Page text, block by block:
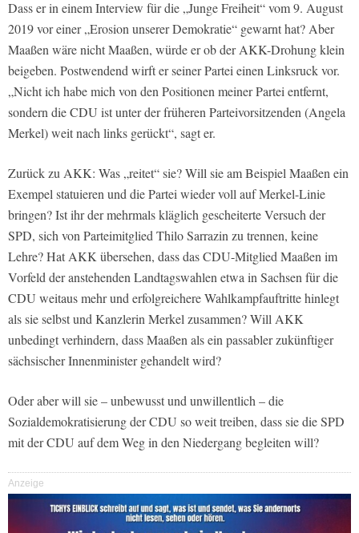
Dass er in einem Interview für die „Junge Freiheit“ vom 9. August
2019 vor einer „Erosion unserer Demokratie“ gewarnt hat? Aber
Maaßen wäre nicht Maaßen, würde er ob der AKK-Drohung klein
beigeben. Postwendend wirft er seiner Partei einen Linksruck vor.
„Nicht ich habe mich von den Positionen meiner Partei entfernt,
sondern die CDU ist unter der früheren Parteivorsitzenden (Angela
Merkel) weit nach links gerückt“, sagt er.
Zurück zu AKK: Was „reitet“ sie? Will sie am Beispiel Maaßen ein
Exempel statuieren und die Partei wieder voll auf Merkel-Linie
bringen? Ist ihr der mehrmals kläglich gescheiterte Versuch der
SPD, sich von Parteimitglied Thilo Sarrazin zu trennen, keine
Lehre? Hat AKK übersehen, dass das CDU-Mitglied Maaßen im
Vorfeld der anstehenden Landtagswahlen etwa in Sachsen für die
CDU weitaus mehr und erfolgreichere Wahlkampfauftritte hinlegt
als sie selbst und Kanzlerin Merkel zusammen? Will AKK
unbedingt verhindern, dass Maaßen als ein passabler zukünftiger
sächsischer Innenminister gehandelt wird?
Oder aber will sie – unbewusst und unwillentlich – die
Sozialdemokratisierung der CDU so weit treiben, dass sie die SPD
mit der CDU auf dem Weg in den Niedergang begleiten will?
Anzeige